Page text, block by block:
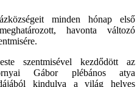
minden hónap első
havonta változó
szentmisével kezdődött az
Gábor plébános atya
kindulva a világ helyes